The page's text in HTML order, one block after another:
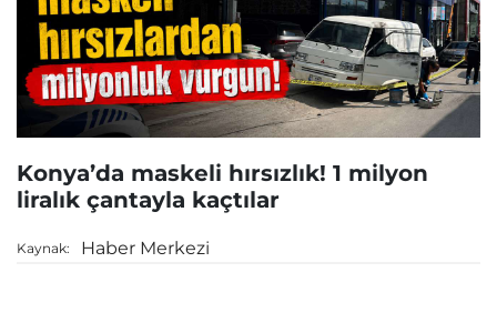
Konya’da maskeli hırsızlık! 1 milyon
liralık çantayla kaçtılar
Kaynak: Haber Merkezi